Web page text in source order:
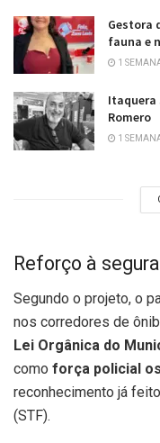
Gestora
fauna e
1
Itaquera
Romero
1
Reforço à
Segundo o projeto, o
nos corredores de
Lei Orgânica do
como força policial
reconhecimento já
(STF).